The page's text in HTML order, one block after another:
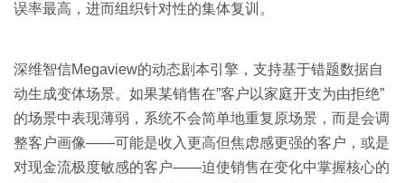
误率最高，进而组织针对性的集体复训。
深维智信Megaview的动态剧本引擎，支持基于错题数据自
动生成变体场景。如果某销售在”客户以家庭开支为由拒绝”
的场景中表现薄弱，系统不会简单地重复原场景，而是会调
整客户画像——可能是收入更高但焦虑感更强的客户，或是
对现金流极度敏感的客户——迫使销售在变化中掌握核心的